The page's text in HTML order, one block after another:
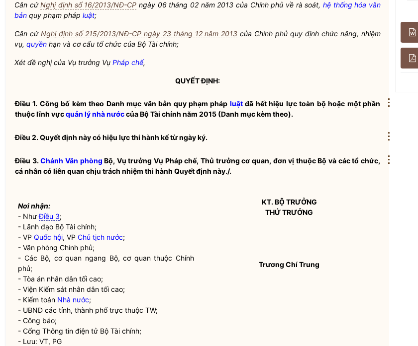
Căn cứNghị định số 16/2013/NĐ-CP ngày 06 tháng 02 năm 2013 của Chính phủ về rà soát,hệ thống hóa văn
bản quy phạm pháp luật;
Căn cứ Nghị định số 215/2013/NĐ-CP ngày 23 tháng 12 năm 2013 của Chính phủ quy định chức năng, nhiệm
vụ, quyền hạn và cơ cấu tổ chức của Bộ Tài chính;
Xét đề nghị của Vụ trưởng Vụ Pháp chế,
QUYẾT ĐỊNH:
Điều 1. Công bố kèm theo Danh mục văn bản quy phạm pháp luậtđã hết hiệu lực toàn bộ hoặc một phần
thuộc lĩnh vựcquản lý nhà nướccủa Bộ Tài chính năm 2015 (Danh mục kèm theo).
Điều 2.Quyết định này có hiệu lực thi hành kể từ ngày ký.
Điều 3. Chánh Văn phòng Bộ, Vụ trưởng Vụ Pháp chế, Thủ trưởng cơ quan, đơn vị thuộc Bộ và các tổ chức,
cá nhân có liên quan chịu trách nhiệm thi hành Quyết định này./.
Nơi nhận:
- NhưĐiều 3;
- Lãnh đạo Bộ Tài chính;
- VPQuốc hội, VPChủ tịch nước;
- Văn phòng Chính phủ;
- Các Bộ, cơ quan ngang Bộ, cơ quan thuộc Chính
phủ;
- Tòa án nhân dân tối cao;
- Viện Kiểm sát nhân dân tối cao;
- Kiểm toán Nhà nước;
- UBND các tỉnh, thành phố trực thuộc TW;
- Công báo;
- Cổng Thông tin điện tử Bộ Tài chính;
- Lưu: VT, PG
KT.BỘ TRƯỞNG
THỨ TRƯỞNG
Trương Chí Trung
⋮
⋮
⋮